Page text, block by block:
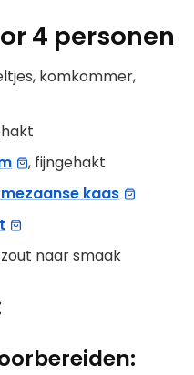
4 personen
komkommer,
, fijngehakt
kaas
naar smaak